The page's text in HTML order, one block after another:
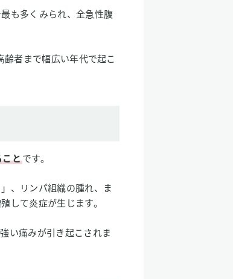
も多くみられ、全急性腹
者まで幅広い年代で起こ
ことです。
、リンパ組織の腫れ、ま
して炎症が生じます。
い痛みが引き起こされま